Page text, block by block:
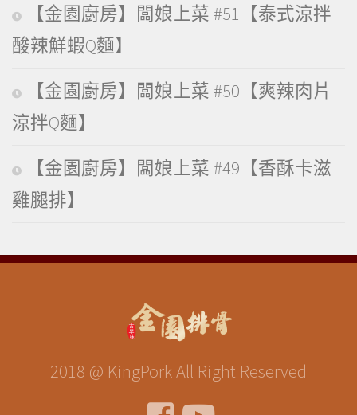
【金園廚房】闆娘上菜 #51【泰式涼拌
酸辣鮮蝦Q麵】
【金園廚房】闆娘上菜 #50【爽辣肉片
涼拌Q麵】
【金園廚房】闆娘上菜 #49【香酥卡滋
雞腿排】
2018 @ KingPork All Right Reserved